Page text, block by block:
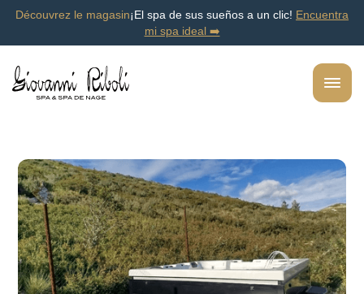
Découvrez le magasin¡El spa de sus sueños a un clic! Encuentra
mi spa ideal ➡️